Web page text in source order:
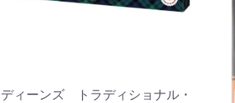
ディーンズ トラディショナル・